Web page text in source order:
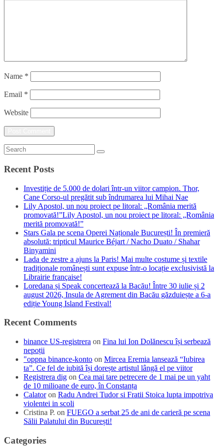
Name *
Email *
Website
Recent Posts
Investiție de 5.000 de dolari într-un viitor campion. Thor,
Cane Corso-ul pregătit sub îndrumarea lui Mihai Nae
Lily Apostol, un nou proiect pe litoral: „România merită
promovată!”Lily Apostol, un nou proiect pe litoral: „România
merită promovată!”
Stars Gala pe scena Operei Naționale București! În premieră
absolută: tripticul Maurice Béjart / Nacho Duato / Shahar
Binyamini
Lada de zestre a ajuns la Paris! Mai multe costume și textile
tradiționale românești sunt expuse într-o locație exclusivistă la
Librairie française!
Loredana și Speak concertează la Bacău! Între 30 iulie și 2
august 2026, Insula de Agrement din Bacău găzduiește a 6-a
ediție Young Island Festival!
Recent Comments
binance US-registrera on Fina lui Ion Dolănescu își serbează
nepoții
"oppna binance-konto on Mircea Eremia lansează “Iubirea
ta”. Ce fel de iubită își dorește artistul lângă el pe viitor
Registrera dig on Cea mai tare petrecere de 1 mai pe un yaht
de 10 milioane de euro, în Constanța
Calatoron Radu Andrei Tudor si Fratii Stoica lupta impotriva
violentei in scoli
Cristina P. on FUEGO a serbat 25 de ani de carieră pe scena
Sălii Palatului din București!
Categories